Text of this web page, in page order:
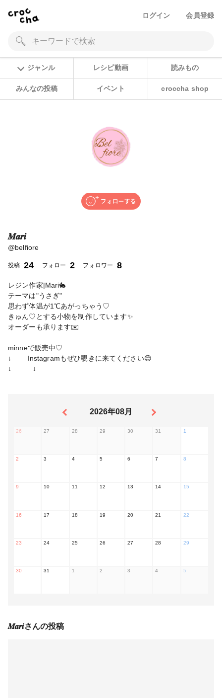
ログイン 会員登録
ジャンル レシピ動画 読みもの
みんなの投稿 イベント croccha shop
𝑴𝒂𝒓𝒊
@belfiore
投稿 24 フォロー 2 フォロワー 8
レジン作家|Mari🐇
テーマは"うさぎ"
思わず体温が1℃あがっちゃう♡
きゅん♡とする小物を制作しています✨
オーダーも承ります✉️
minneで販売中♡
↓ Instagramもぜひ覗きに来てください😊
↓ ↓
2026年08月
26 27 28 29 30 31 1
2 3 4 5 6 7 8
9 10 11 12 13 14 15
16 17 18 19 20 21 22
23 24 25 26 27 28 29
30 31 1 2 3 4 5
𝑴𝒂𝒓𝒊さんの投稿